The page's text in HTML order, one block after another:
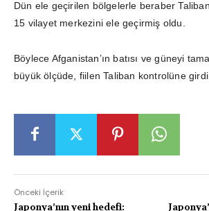
Dün ele geçirilen bölgelerle beraber
15 vilayet merkezini ele geçirmiş oldu.
Böylece Afganistan’ın batısı ve güneyi
büyük ölçüde, fiilen Taliban kontrolüne girdi.
Önceki İçerik
Japonya’nın yeni hedefi: